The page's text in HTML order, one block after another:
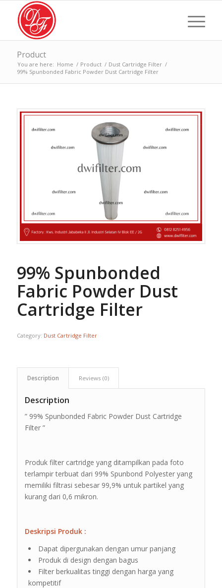
Product
You are here: Home / Product / Dust Cartridge Filter /
99% Spunbonded Fabric Powder Dust Cartridge Filter
99% Spunbonded
Fabric Powder Dust
Cartridge Filter
Category: Dust Cartridge Filter
Description Reviews (0)
Description
” 99% Spunbonded Fabric Powder Dust Cartridge
Filter ”
Produk filter cartridge yang ditampilkan pada foto
terlampir terbuat dari 99% Spunbond Polyester yang
memiliki filtrasi sebesar 99,9% untuk partikel yang
kurang dari 0,6 mikron.
Deskripsi Produk :
Dapat dipergunakan dengan umur panjang
Produk di design dengan bagus
Filter berkualitas tinggi dengan harga yang
kompetitif